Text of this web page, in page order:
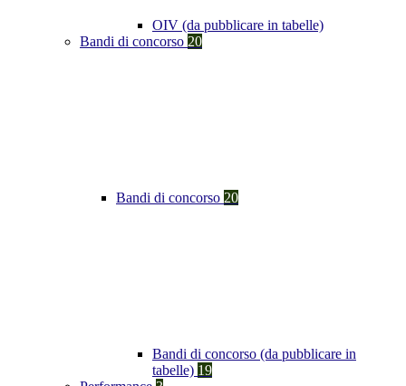
OIV (da pubblicare in tabelle)
Bandi di concorso 20
Bandi di concorso 20
Bandi di concorso (da pubblicare in
tabelle) 19